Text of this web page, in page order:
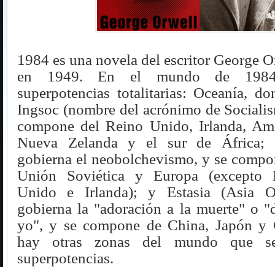
1984 es una novela del escritor George
en 1949. En el mundo de
superpotencias totalitarias: Oceanía,
Ingsoc (nombre del acrónimo de
compone del Reino Unido, Irlanda,
Nueva Zelanda y el sur de África;
gobierna el neobolchevismo, y se
Unión Soviética y Europa (excepto
Unido e Irlanda); y Estasia (Asia
gobierna la "adoración a la muerte" o
yo", y se compone de China, Japón y
hay otras zonas del mundo que
superpotencias.